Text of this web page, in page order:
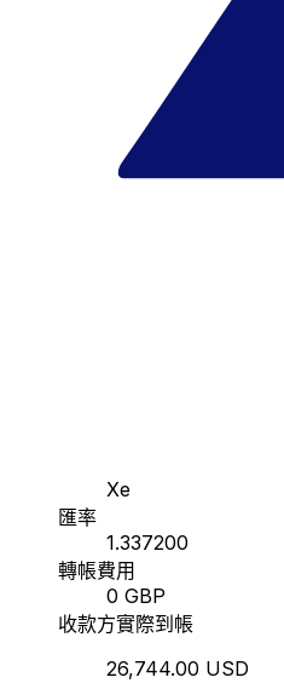
Xe
匯率
1.337200
轉帳費用
0 GBP
收款方實際到帳
26,744.00 USD